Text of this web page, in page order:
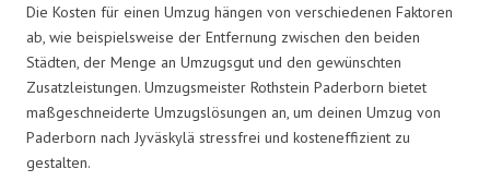
Die Kosten für einen Umzug hängen von verschiedenen Faktoren
ab, wie beispielsweise der Entfernung zwischen den beiden
Städten, der Menge an Umzugsgut und den gewünschten
Zusatzleistungen. Umzugsmeister Rothstein Paderborn bietet
maßgeschneiderte Umzugslösungen an, um deinen Umzug von
Paderborn nach Jyväskylä stressfrei und kosteneffizient zu
gestalten.